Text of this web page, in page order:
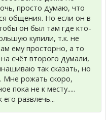
просто думаю, что
общения. Но если он в
он был там где кто-
купили, т.к. не
ему просторно, а то
счёт второго думали,
так сказать, но
Мне рожать скоро,
пока не к месту.....
развлечь...